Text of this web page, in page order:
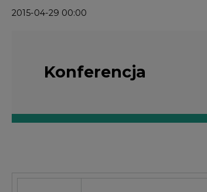
2015-04-29 00:00
Konferencja